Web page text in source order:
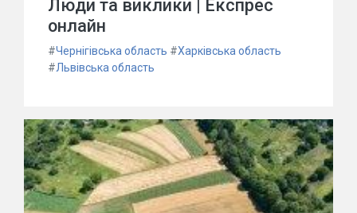
Люди та виклики | Експрес
онлайн
#Чернігівська область #Харківська область
#Львівська область